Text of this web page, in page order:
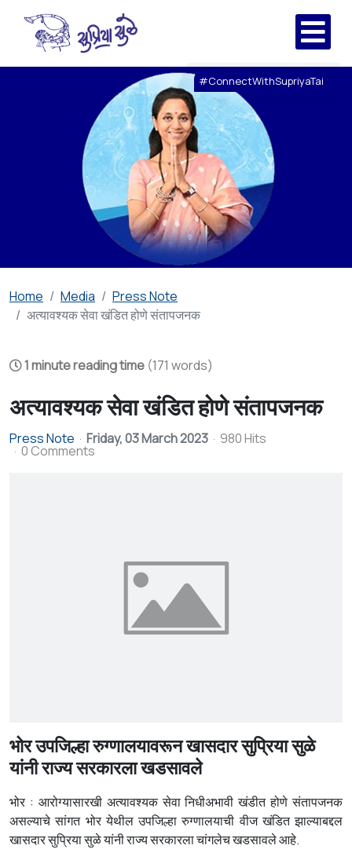
#ConnectWithSupriyaTai
Home Media
Press Note
अत्यावश्यक सेवा खंडित होणे संतापजनक
1 minute reading time (171 words)
अत्यावश्यक सेवा खंडित होणे संतापजनक
Press Note Friday, 03 March 2023 980 Hits
0 Comments
भोर उपजिल्हा रुग्णालयावरून खासदार सुप्रिया सुळे
यांनी राज्य सरकारला खडसावले
भोर : आरोग्यासारखी अत्यावश्यक सेवा निधीअभावी खंडीत होणे संतापजनक
असल्याचे सांगत भोर येथील उपजिल्हा रुग्णालयाची वीज खंडित झाल्याबद्दल
खासदार सुप्रिया सुळे यांनी राज्य सरकारला चांगलेच खडसावले आहे.